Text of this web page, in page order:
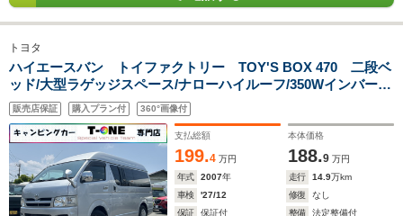
トヨタ
ハイエースバン トイファクトリー TOY'S BOX 470 二段ベ
ッド/大型ラゲッジスペース/ナローハイルーフ/350Wインバータ
ー/サブバッテリー/シンク/アウターシャワー/走行充電
器/KENWOOD製メモリーナビ/リアヒーター/リアクーラー/
販売店保証 購入プラン付 360°画像付
支払総額
199.4 万円
本体価格
188.9 万円
年式
2007年 走行 14.9万km
車検
'27/12 修復
なし
保証
保証付 整備 法定整備付